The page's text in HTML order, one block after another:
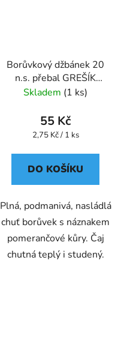
Borůvkový džbánek 20
n.s. přebal GREŠÍK
Ovocný čaj
Skladem (1 ks)
55 Kč
Měrná
2,75 Kč / 1 ks
DO KOŠÍKU
Plná, podmanivá, nasládlá
chuť borůvek s náznakem
pomerančové kůry. Čaj
chutná teplý i studený.